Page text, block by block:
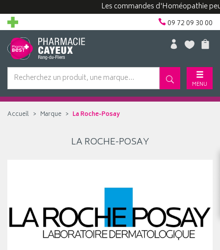
Les commandes d'Homéopathie
09 72 09 30 00
MENU
Accueil Marque La Roche-Posay
LA ROCHE-POSAY